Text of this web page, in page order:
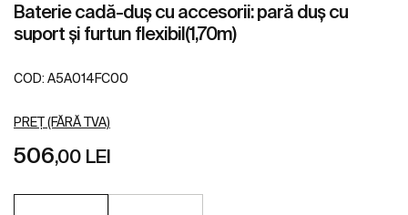
Baterie cadă-duș cu accesorii: pară duș cu
suport și furtun flexibil(1,70m)
COD: A5A014FC00
PREȚ (FĂRĂ TVA)
506,00 LEI